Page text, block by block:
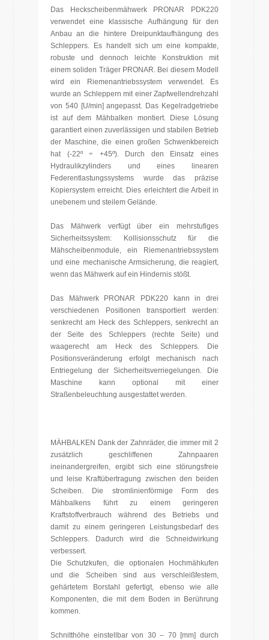
Das Heckscheibenmähwerk PRONAR PDK220
verwendet eine klassische Aufhängung für den
Anbau an die hintere Dreipunktaufhängung des
Schleppers. Es handelt sich um eine kompakte,
robuste und dennoch leichte Konstruktion mit
einem soliden Träger PRONAR. Bei diesem Modell
wird ein Riemenantriebssystem verwendet. Es
wurde an Schleppern mit einer Zapfwellendrehzahl
von 540 [U/min] angepasst. Das Kegelradgetriebe
ist auf dem Mähbalken montiert. Diese Lösung
garantiert einen zuverlässigen und stabilen Betrieb
der Maschine, die einen großen Schwenkbereich
hat (-22º ÷ +45º). Durch den Einsatz eines
Hydraulikzylinders und eines linearen
Federentlastungssystems wurde das präzise
Kopiersystem erreicht. Dies erleichtert die Arbeit in
unebenem und steilem Gelände.
Das Mähwerk verfügt über ein mehrstufiges
Sicherheitssystem: Kollisionsschutz für die
Mähscheibenmodule, ein Riemenantriebssystem
und eine mechanische Armsicherung, die reagiert,
wenn das Mähwerk auf ein Hindernis stößt.
Das Mähwerk PRONAR PDK220 kann in drei
verschiedenen Positionen transportiert werden:
senkrecht am Heck des Schleppers, senkrecht an
der Seite des Schleppers (rechte Seite) und
waagerecht am Heck des Schleppers. Die
Positionsveränderung erfolgt mechanisch nach
Entriegelung der Sicherheitsverriegelungen. Die
Maschine kann optional mit einer
Straßenbeleuchtung ausgestattet werden.
MÄHBALKEN Dank der Zahnräder, die immer mit 2
zusätzlich geschliffenen Zahnpaaren
ineinandergreifen, ergibt sich eine störungsfreie
und leise Kraftübertragung zwischen den beiden
Scheiben. Die stromlinienförmige Form des
Mähbalkens führt zu einem geringeren
Kraftstoffverbrauch während des Betriebs und
damit zu einem geringeren Leistungsbedarf des
Schleppers. Dadurch wird die Schneidwirkung
verbessert.
Die Schutzkufen, die optionalen Hochmähkufen
und die Scheiben sind aus verschleißfestem,
gehärtetem Borstahl gefertigt, ebenso wie alle
Komponenten, die mit dem Boden in Berührung
kommen.
Schnitthöhe einstellbar von 30 – 70 [mm] durch